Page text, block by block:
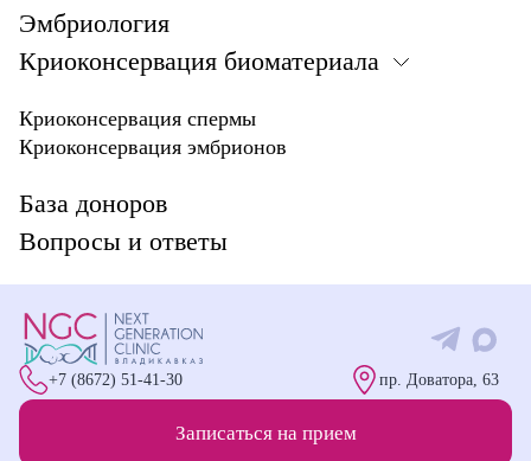
Эмбриология
Криоконсервация биоматериала
Криоконсервация спермы
Криоконсервация эмбрионов
База доноров
Вопросы и ответы
+7 (8672) 51-41-30 пр. Доватора, 63
Записаться на прием